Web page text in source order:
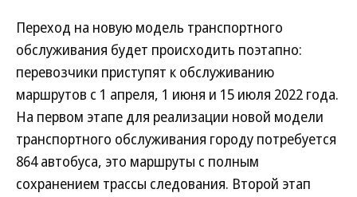
Переход на новую модель транспортного
обслуживания будет происходить поэтапно:
перевозчики приступят к обслуживанию
маршрутов с 1 апреля, 1 июня и 15 июля 2022 года.
На первом этапе для реализации новой модели
транспортного обслуживания городу потребуется
864 автобуса, это маршруты с полным
сохранением трассы следования. Второй этап